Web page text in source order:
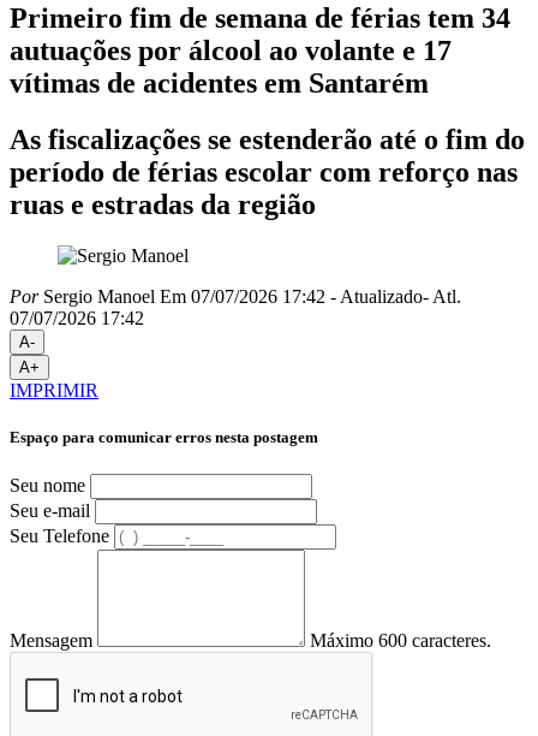
Primeiro fim de semana de férias tem 34
autuações por álcool ao volante e 17
vítimas de acidentes em Santarém
As fiscalizações se estenderão até o fim do
período de férias escolar com reforço nas
ruas e estradas da região
PorSergio Manoel Em 07/07/2026 17:42 - Atualizado- Atl.
07/07/2026 17:42
A-
A+
IMPRIMIR
Espaço para comunicar erros nesta postagem
Seu nome
Seu e-mail
Seu Telefone
Mensagem Máximo 600 caracteres.